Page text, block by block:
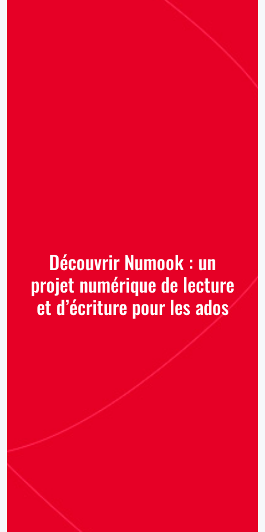
Découvrir Numook : un
projet numérique de lecture
et d’écriture pour les ados